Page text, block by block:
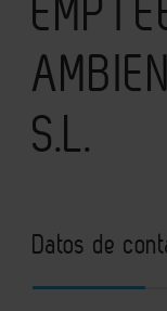
S.L.
Datos de